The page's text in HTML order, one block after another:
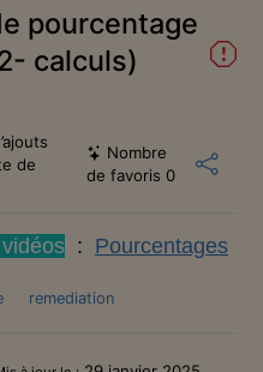
pourcentage
calculs)
de
Nombre
de favoris 0
: Pourcentages
remediation